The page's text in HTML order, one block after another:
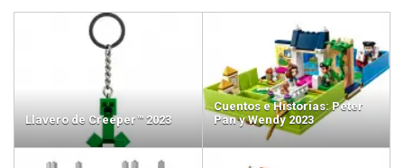
Llavero de Creeper™ 2023
Cuentos e Historias: Peter
Pan y Wendy 2023